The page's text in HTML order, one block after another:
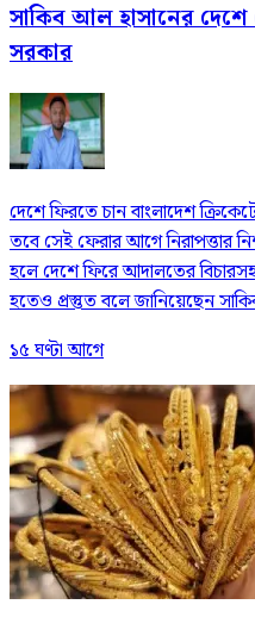
সাকিব আল হাসানের দেশে
সরকার
দেশে ফিরতে চান বাংলাদেশ
তবে সেই ফেরার আগে নিরাপত্তার
হলে দেশে ফিরে আদালতের
হতেও প্রস্তুত বলে জানিয়েছেন
১৫ ঘণ্টা আগে